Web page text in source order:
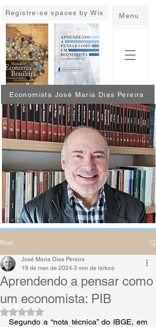
Economista José Maria Dias Pereira
Menu
Registre-se spaces by Wix
Post
Aprendendo a pensar como
um economista: PIB
José Maria Dias Pereira
19 de mar. de 2024 3 min de leitura
Avaliado com NaN de 5 estrelas.
Segundo a “nota técnica” do IBGE, em